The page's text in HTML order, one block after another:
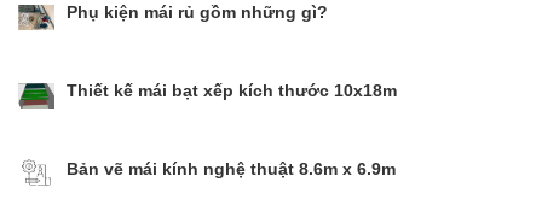
Phụ kiện mái rủ gồm những gì?
Thiết kế mái bạt xếp kích thước 10x18m
Bản vẽ mái kính nghệ thuật 8.6m x 6.9m